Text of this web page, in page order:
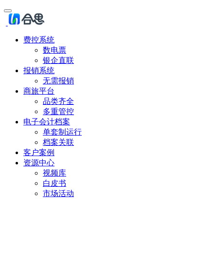
费控系统
数电票
银企直联
报销系统
无需报销
商旅平台
品类齐全
多重管控
电子会计档案
单套制运行
档案关联
客户案例
资源中心
视频库
白皮书
市场活动